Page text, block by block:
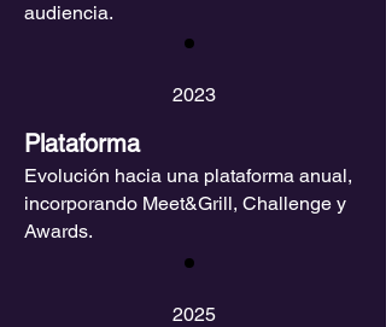
audiencia.
2023
Plataforma
Evolución hacia una plataforma anual,
incorporando Meet&Grill, Challenge y
Awards.
2025